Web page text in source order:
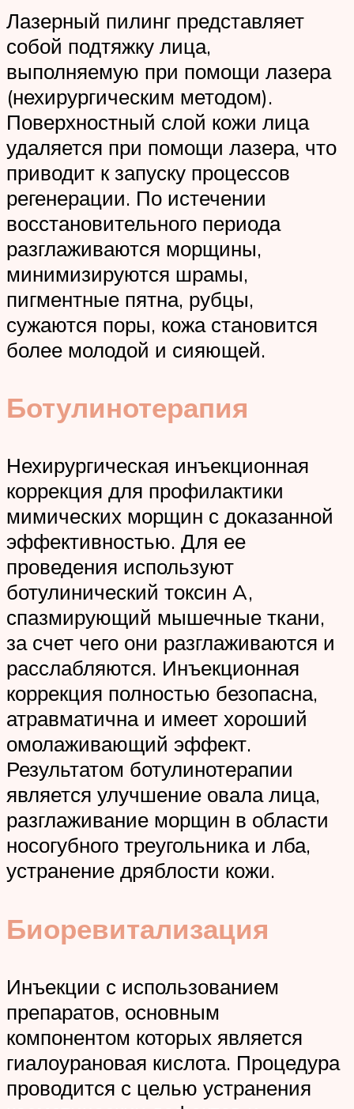
Лазерный пилинг представляет
собой подтяжку лица,
выполняемую при помощи лазера
(нехирургическим методом).
Поверхностный слой кожи лица
удаляется при помощи лазера, что
приводит к запуску процессов
регенерации. По истечении
восстановительного периода
разглаживаются морщины,
минимизируются шрамы,
пигментные пятна, рубцы,
сужаются поры, кожа становится
более молодой и сияющей.
Ботулинотерапия
Нехирургическая инъекционная
коррекция для профилактики
мимических морщин с доказанной
эффективностью. Для ее
проведения используют
ботулинический токсин A,
спазмирующий мышечные ткани,
за счет чего они разглаживаются и
расслабляются. Инъекционная
коррекция полностью безопасна,
атравматична и имеет хороший
омолаживающий эффект.
Результатом ботулинотерапии
является улучшение овала лица,
разглаживание морщин в области
носогубного треугольника и лба,
устранение дряблости кожи.
Биоревитализация
Инъекции с использованием
препаратов, основным
компонентом которых является
гиалоурановая кислота. Процедура
проводится с целью устранения